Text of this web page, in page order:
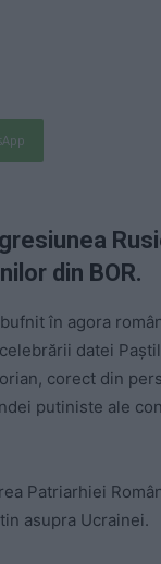
din BOR.
în agora
datei
corect din
putiniste ale
Patriarhiei
asupra Ucrainei.